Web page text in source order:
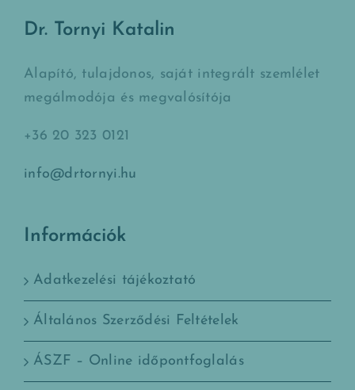
Dr. Tornyi Katalin
Alapító, tulajdonos, saját integrált szemlélet
megálmodója és megvalósítója
+36 20 323 0121
info@drtornyi.hu
Információk
Adatkezelési tájékoztató
Általános Szerződési Feltételek
ÁSZF – Online időpontfoglalás